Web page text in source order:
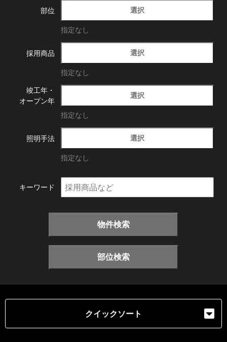
部位 選択
指定なし
採用商品 選択
指定なし
竣工年・
オープン年
選択
指定なし
照明手法 選択
指定なし
キーワード
物件検索
部位検索
クイックソート